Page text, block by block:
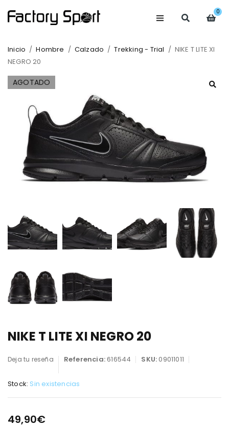
0
Inicio / Hombre / Calzado / Trekking - Trial / NIKE T LITE XI
NEGRO 20
AGOTADO
NIKE T LITE XI NEGRO 20
Deja tu reseña Referencia:616544 SKU:09011011
Stock: Sin existencias
49,90€